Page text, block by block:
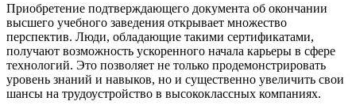
Приобретение подтверждающего документа об окончании
высшего учебного заведения открывает множество
перспектив. Люди, обладающие такими сертификатами,
получают возможность ускоренного начала карьеры в сфере
технологий. Это позволяет не только продемонстрировать
уровень знаний и навыков, но и существенно увеличить свои
шансы на трудоустройство в высококлассных компаниях.